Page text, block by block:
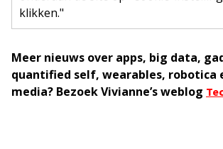
klikken."
Meer nieuws over apps, big data,
quantified self, wearables, robotica
media? Bezoek Vivianne’s weblog